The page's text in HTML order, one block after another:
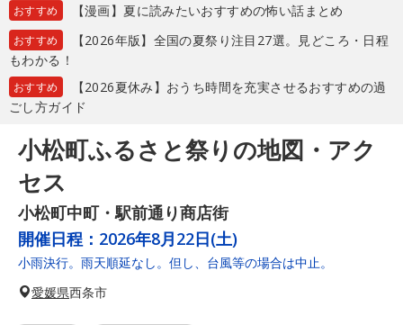
おすすめ 【漫画】夏に読みたいおすすめの怖い話まとめ
おすすめ
【2026年版】全国の夏祭り注目27選。見どころ・日程
もわかる！
おすすめ
【2026夏休み】おうち時間を充実させるおすすめの過
ごし方ガイド
小松町ふるさと祭りの地図・アク
セス
小松町中町・駅前通り商店街
開催日程： 2026年8月22日(土)
小雨決行。雨天順延なし。但し、台風等の場合は中止。
愛媛県西条市